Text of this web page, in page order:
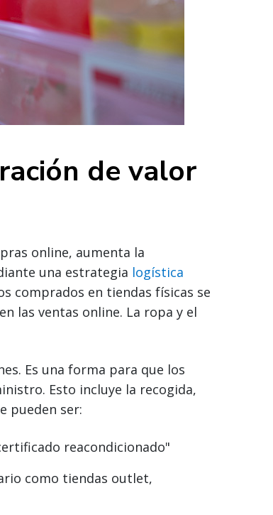
de valor
online, aumenta la
una estrategia logística
comprados en tiendas físicas se
las ventas online. La ropa y el
Es una forma para que los
Esto incluye la recogida,
pueden ser:
reacondicionado"
como tiendas outlet,